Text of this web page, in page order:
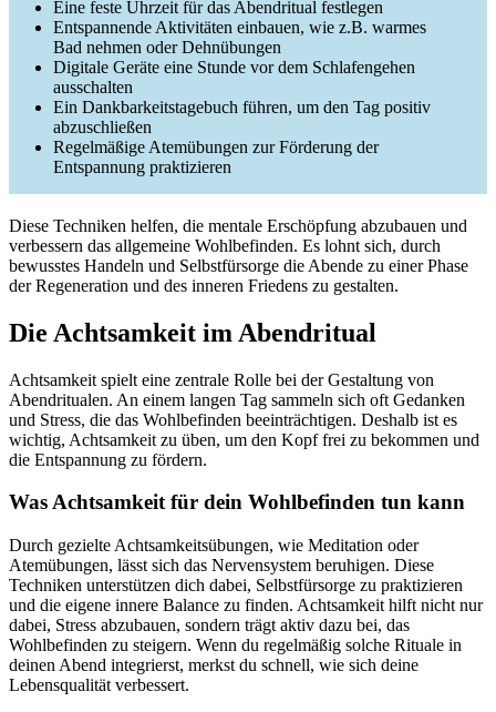
Eine feste Uhrzeit für das Abendritual festlegen
Entspannende Aktivitäten einbauen, wie z.B. warmes
Bad nehmen oder Dehnübungen
Digitale Geräte eine Stunde vor dem Schlafengehen
ausschalten
Ein Dankbarkeitstagebuch führen, um den Tag positiv
abzuschließen
Regelmäßige Atemübungen zur Förderung der
Entspannung praktizieren
Diese Techniken helfen, die mentale Erschöpfung abzubauen und
verbessern das allgemeine Wohlbefinden. Es lohnt sich, durch
bewusstes Handeln und Selbstfürsorge die Abende zu einer Phase
der Regeneration und des inneren Friedens zu gestalten.
Die Achtsamkeit im Abendritual
Achtsamkeit spielt eine zentrale Rolle bei der Gestaltung von
Abendritualen. An einem langen Tag sammeln sich oft Gedanken
und Stress, die das Wohlbefinden beeinträchtigen. Deshalb ist es
wichtig, Achtsamkeit zu üben, um den Kopf frei zu bekommen und
die Entspannung zu fördern.
Was Achtsamkeit für dein Wohlbefinden tun kann
Durch gezielte Achtsamkeitsübungen, wie Meditation oder
Atemübungen, lässt sich das Nervensystem beruhigen. Diese
Techniken unterstützen dich dabei, Selbstfürsorge zu praktizieren
und die eigene innere Balance zu finden. Achtsamkeit hilft nicht nur
dabei, Stress abzubauen, sondern trägt aktiv dazu bei, das
Wohlbefinden zu steigern. Wenn du regelmäßig solche Rituale in
deinen Abend integrierst, merkst du schnell, wie sich deine
Lebensqualität verbessert.